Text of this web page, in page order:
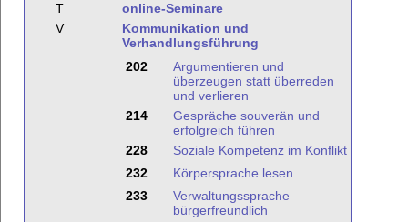
T
online-Seminare
V
Kommunikation und
Verhandlungsführung
202
Argumentieren und
überzeugen statt überreden
und verlieren
214
Gespräche souverän und
erfolgreich führen
228
Soziale Kompetenz im Konflikt
232
Körpersprache lesen
233
Verwaltungssprache
bürgerfreundlich